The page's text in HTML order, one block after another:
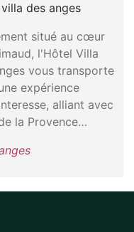
des anges
situé au cœur
l'Hôtel Villa
vous transporte
expérience
alliant avec
la Provence…